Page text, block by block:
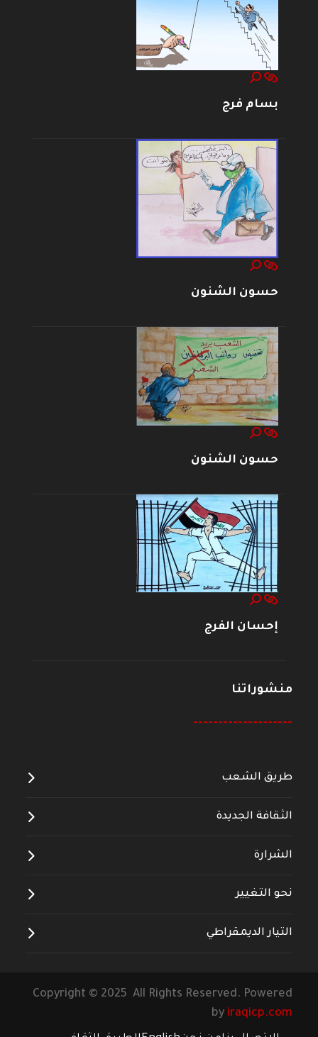
بسام فرج
حسون الشنون
حسون الشنون
إحسان الفرج
منشوراتنا
--------------------
طريق الشعب
الثقافة الجديدة
الشرارة
نحو التغيير
التيار الديمقراطي
Copyright © 2025 All Rights Reserved. Powered
by iraqicp.com